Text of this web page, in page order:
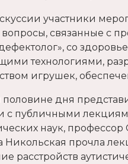
участники
связанные с
со здоровье
технологиями,
игрушек,
половине дня
с публичными
наук, профессор
Никольская прочла
расстройств